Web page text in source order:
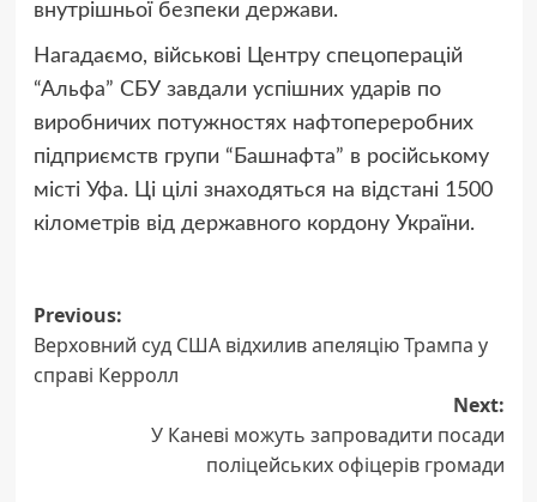
внутрішньої безпеки держави.
Нагадаємо, військові Центру спецоперацій
“Альфа” СБУ завдали успішних ударів по
виробничих потужностях нафтопереробних
підприємств групи “Башнафта” в російському
місті Уфа. Ці цілі знаходяться на відстані 1500
кілометрів від державного кордону України.
Post
navigation
Previous:
Верховний суд США відхилив апеляцію Трампа у
справі Керролл
Next:
У Каневі можуть запровадити посади
поліцейських офіцерів громади